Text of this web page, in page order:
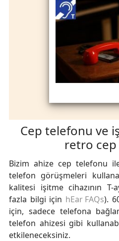
Cep telefonu ve
retro cep
Bizim ahize cep telefonu
telefon görüşmeleri
kalitesi işitme cihazının T-
fazla bilgi için hEar FAQs).
için, sadece telefona
telefon ahizesi gibi
etkileneceksiniz.